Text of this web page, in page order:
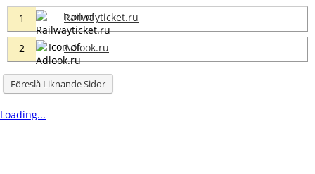
1 Railwayticket.ru
2 Adlook.ru
Föreslå Liknande Sidor
Loading...